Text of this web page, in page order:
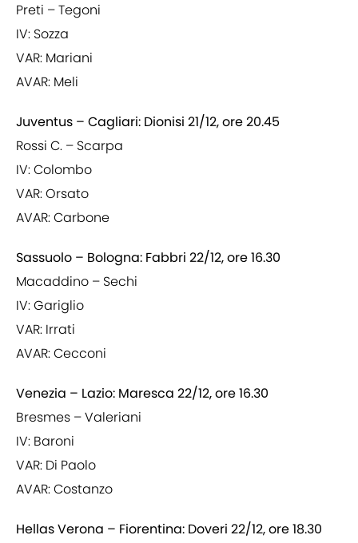
Preti – Tegoni
IV: Sozza
VAR: Mariani
AVAR: Meli
Juventus – Cagliari: Dionisi 21/12, ore 20.45
Rossi C. – Scarpa
IV: Colombo
VAR: Orsato
AVAR: Carbone
Sassuolo – Bologna: Fabbri 22/12, ore 16.30
Macaddino – Sechi
IV: Gariglio
VAR: Irrati
AVAR: Cecconi
Venezia – Lazio: Maresca 22/12, ore 16.30
Bresmes – Valeriani
IV: Baroni
VAR: Di Paolo
AVAR: Costanzo
Hellas Verona – Fiorentina: Doveri 22/12, ore 18.30